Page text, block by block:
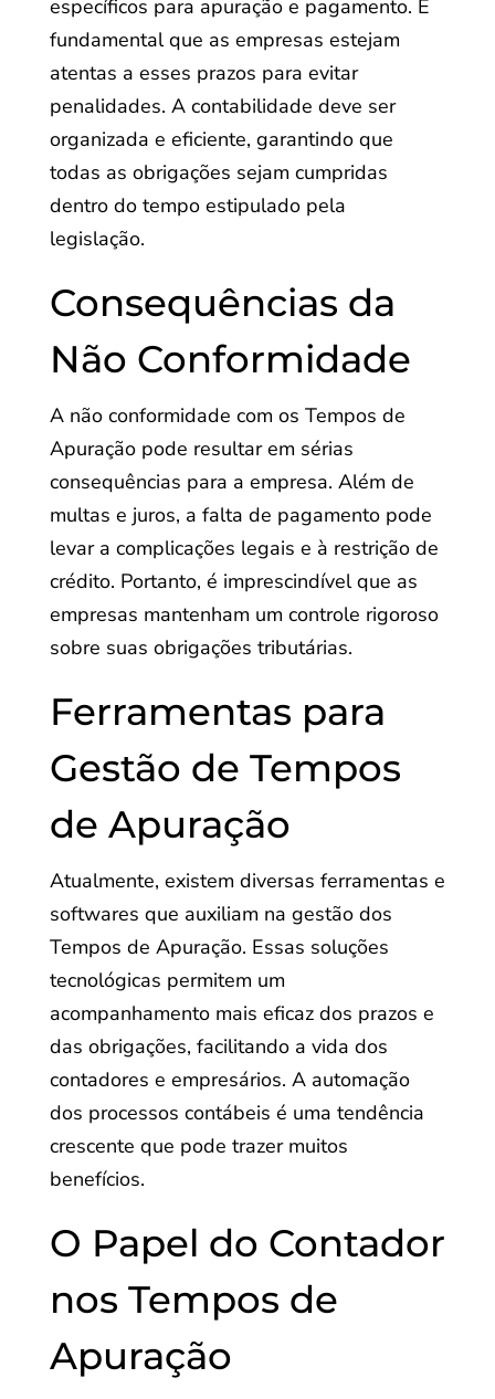
específicos para apuração e pagamento. É
fundamental que as empresas estejam
atentas a esses prazos para evitar
penalidades. A contabilidade deve ser
organizada e eficiente, garantindo que
todas as obrigações sejam cumpridas
dentro do tempo estipulado pela
legislação.
Consequências da
Não Conformidade
A não conformidade com os Tempos de
Apuração pode resultar em sérias
consequências para a empresa. Além de
multas e juros, a falta de pagamento pode
levar a complicações legais e à restrição de
crédito. Portanto, é imprescindível que as
empresas mantenham um controle rigoroso
sobre suas obrigações tributárias.
Ferramentas para
Gestão de Tempos
de Apuração
Atualmente, existem diversas ferramentas e
softwares que auxiliam na gestão dos
Tempos de Apuração. Essas soluções
tecnológicas permitem um
acompanhamento mais eficaz dos prazos e
das obrigações, facilitando a vida dos
contadores e empresários. A automação
dos processos contábeis é uma tendência
crescente que pode trazer muitos
benefícios.
O Papel do Contador
nos Tempos de
Apuração